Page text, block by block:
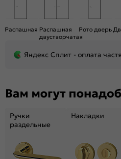
Поверхность:
Принадлежности,
необходимые для
входит в
комплект):
Дверная
Фрезеровка под замок:
Распашная Распашная
двустворчатая
Рото дверь
Яндекс Сплит - оплата
Вам могут
Ручки
раздельные
Накладки